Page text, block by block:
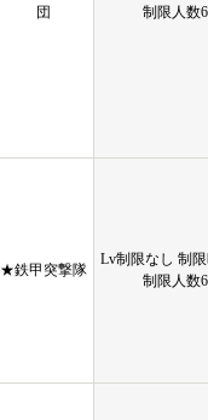
団
制限人数
★鉄甲突撃隊
Lv制限なし 制
制限人数